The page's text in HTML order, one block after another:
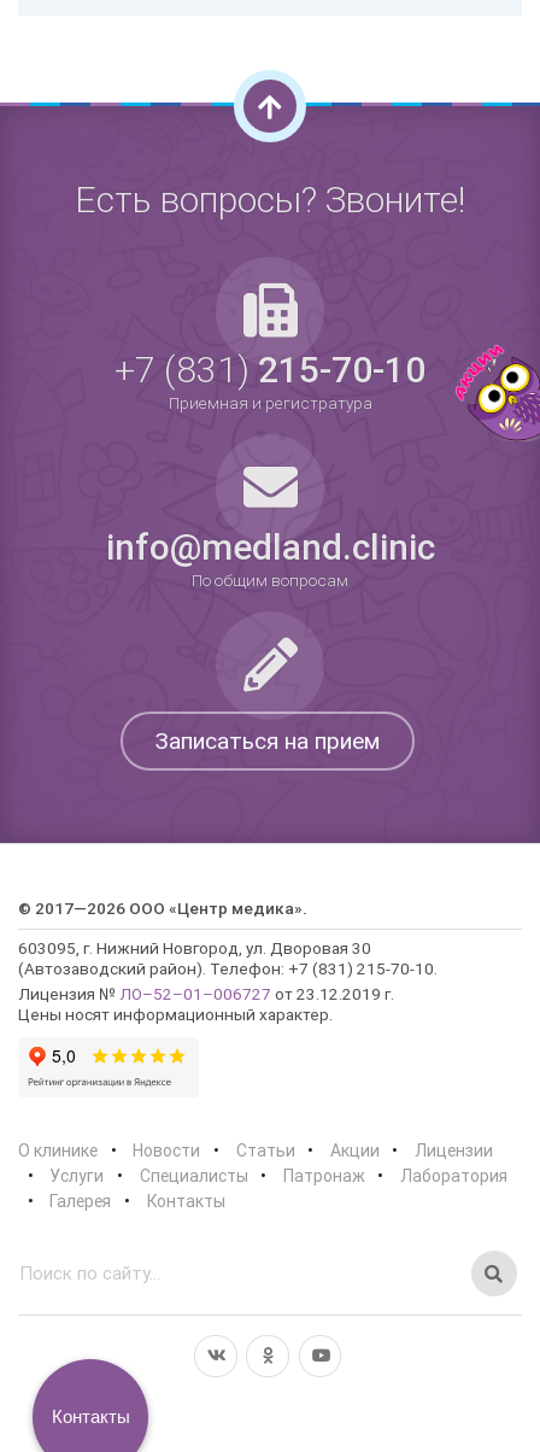
Есть вопросы? Звоните!
+7 (831)215-70-10
Приемная и регистратура
info@medland.clinic
По общим вопросам
Записаться на прием
© 2017—2026 ООО «Центр медика».
603095, г. Нижний Новгород, ул. Дворовая 30
(Автозаводский район). Телефон: +7 (831) 215-70-10.
Лицензия № ЛО–52–01–006727 от 23.12.2019 г.
Цены носят информационный характер.
О клинике Новости Статьи Акции
Лицензии
Услуги
Специалисты Патронаж
Лаборатория
Галерея
Контакты
Контакты